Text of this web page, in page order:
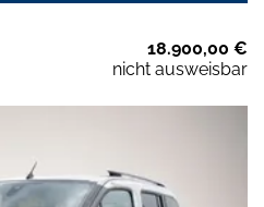
18.900,00 €
nicht ausweisbar